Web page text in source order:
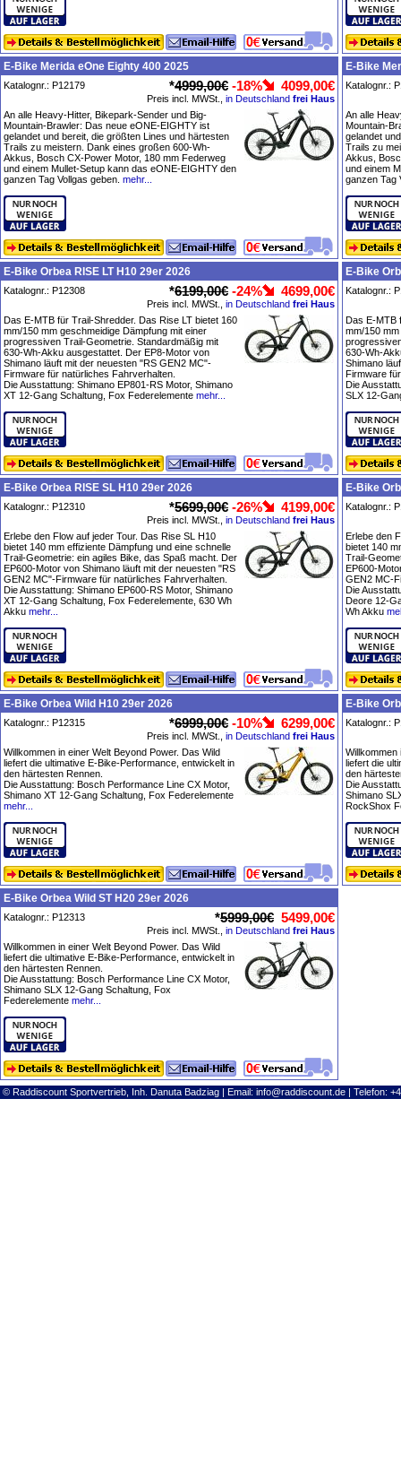
E-Bike Merida eOne Eighty 400 2025
Katalognr.: P12179 *4999,00€ -18% 4099,00€
Preis incl. MWSt., in Deutschland frei Haus
An alle Heavy-Hitter, Bikepark-Sender und Big-
Mountain-Brawler: Das neue eONE-EIGHTY ist
gelandet und bereit, die größten Lines und härtesten
Trails zu meistern. Dank eines großen 600-Wh-
Akkus, Bosch CX-Power Motor, 180 mm Federweg
und einem Mullet-Setup kann das eONE-EIGHTY den
ganzen Tag Vollgas geben. mehr...
E-Bike
Katalognr.:
An alle
Mountain-
gelandet
Trails zu
Akkus,
und einem
ganzen Tag
E-Bike Orbea RISE LT H10 29er 2026
Katalognr.: P12308 *6199,00€ -24% 4699,00€
Preis incl. MWSt., in Deutschland frei Haus
Das E-MTB für Trail-Shredder. Das Rise LT bietet 160
mm/150 mm geschmeidige Dämpfung mit einer
progressiven Trail-Geometrie. Standardmäßig mit
630-Wh-Akku ausgestattet. Der EP8-Motor von
Shimano läuft mit der neuesten "RS GEN2 MC"-
Firmware für natürliches Fahrverhalten.
Die Ausstattung: Shimano EP801-RS Motor, Shimano
XT 12-Gang Schaltung, Fox Federelemente mehr...
E-Bike
Katalognr.:
Das E-MTB
mm/150
630-Wh-
Shimano
Firmware
Die
SLX 12-
E-Bike Orbea RISE SL H10 29er 2026
Katalognr.: P12310 *5699,00€ -26% 4199,00€
Preis incl. MWSt., in Deutschland frei Haus
Erlebe den Flow auf jeder Tour. Das Rise SL H10
bietet 140 mm effiziente Dämpfung und eine schnelle
Trail-Geometrie: ein agiles Bike, das Spaß macht. Der
EP600-Motor von Shimano läuft mit der neuesten "RS
GEN2 MC"-Firmware für natürliches Fahrverhalten.
Die Ausstattung: Shimano EP600-RS Motor, Shimano
XT 12-Gang Schaltung, Fox Federelemente, 630 Wh
Akku mehr...
E-Bike
Katalognr.:
Erlebe den
bietet 140
Trail-
EP600-
GEN2 MC-
Die
Deore 12-
Wh Akku
E-Bike Orbea Wild H10 29er 2026
Katalognr.: P12315 *6999,00€ -10% 6299,00€
Preis incl. MWSt., in Deutschland frei Haus
Willkommen in einer Welt Beyond Power. Das Wild
liefert die ultimative E-Bike-Performance, entwickelt in
den härtesten Rennen.
Die Ausstattung: Bosch Performance Line CX Motor,
Shimano XT 12-Gang Schaltung, Fox Federelemente
mehr...
E-Bike
Katalognr.:
Willkommen
liefert die
den
Die
Shimano
RockShox
E-Bike Orbea Wild ST H20 29er 2026
Katalognr.: P12313 *5999,00€ 5499,00€
Preis incl. MWSt., in Deutschland frei Haus
Willkommen in einer Welt Beyond Power. Das Wild
liefert die ultimative E-Bike-Performance, entwickelt in
den härtesten Rennen.
Die Ausstattung: Bosch Performance Line CX Motor,
Shimano SLX 12-Gang Schaltung, Fox
Federelemente mehr...
© Raddiscount Sportvertrieb, Inh. Danuta Badziag | Email: info@raddiscount.de | Telefon: